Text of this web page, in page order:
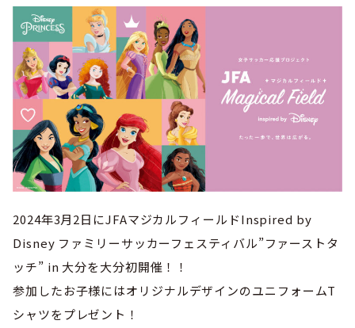
ダウンロード
大会エントリーガイド
委員会概要
キッズリーダー
委員会概要
各種大会
県トレ
国体
その他
チーム一覧
リーグ戦
カップ戦
チーム一覧
委員会概要
お知らせ
リーグ戦
各種大会
チーム一覧
委員会概要
eスポーツ
お知らせ
活動実績
委員会概要
パラ
お知らせ
委員会概要
技術 委員会
お知らせ
委員会概要
県トレセン
FAコーチ
審判委員会
お知らせ
活動実績
委員会概要
医学委員会
サッカーファミリー
活動実績
情報委員会
お知らせ
委員会概要
協会に ついて
協会概要
地区協会
2024年3月2日にJFAマジカルフィールドInspired by
Disney ファミリーサッカーフェスティバル”ファーストタ
ッチ” in 大分を大分初開催！！
参加したお子様にはオリジナルデザインのユニフォームT
シャツをプレゼント！